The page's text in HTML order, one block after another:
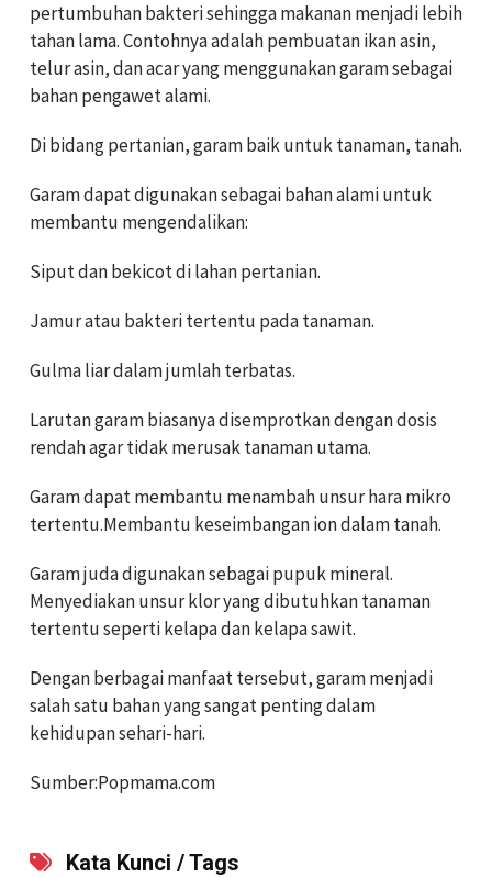
pertumbuhan bakteri sehingga makanan menjadi lebih
tahan lama. Contohnya adalah pembuatan ikan asin,
telur asin, dan acar yang menggunakan garam sebagai
bahan pengawet alami.
Di bidang pertanian, garam baik untuk tanaman, tanah.
Garam dapat digunakan sebagai bahan alami untuk
membantu mengendalikan:
Siput dan bekicot di lahan pertanian.
Jamur atau bakteri tertentu pada tanaman.
Gulma liar dalam jumlah terbatas.
Larutan garam biasanya disemprotkan dengan dosis
rendah agar tidak merusak tanaman utama.
Garam dapat membantu menambah unsur hara mikro
tertentu.Membantu keseimbangan ion dalam tanah.
Garam juda digunakan sebagai pupuk mineral.
Menyediakan unsur klor yang dibutuhkan tanaman
tertentu seperti kelapa dan kelapa sawit.
Dengan berbagai manfaat tersebut, garam menjadi
salah satu bahan yang sangat penting dalam
kehidupan sehari-hari.
Sumber:Popmama.com
Kata Kunci / Tags